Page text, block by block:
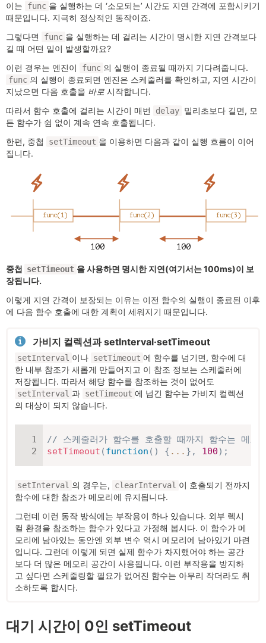
이는
func 을 실행하는 데 ‘소모되는’ 시간도 지연 간격에 포함시키기
때문입니다. 지극히 정상적인 동작이죠.
그렇다면
func 을 실행하는 데 걸리는 시간이 명시한 지연 간격보다
길 때 어떤 일이 발생할까요?
이런 경우는 엔진이
func 의 실행이 종료될 때까지 기다려줍니다.
func 의 실행이 종료되면 엔진은 스케줄러를 확인하고, 지연 시간이
지났으면 다음 호출을 바로 시작합니다.
따라서 함수 호출에 걸리는 시간이 매번
delay 밀리초보다 길면, 모
든 함수가 쉼 없이 계속 연속 호출됩니다.
한편, 중첩
setTimeout 을 이용하면 다음과 같이 실행 흐름이 이어
집니다.
중첩 setTimeout 을 사용하면 명시한 지연(여기서는 100ms)이 보
장됩니다.
이렇게 지연 간격이 보장되는 이유는 이전 함수의 실행이 종료된 이후
에 다음 함수 호출에 대한 계획이 세워지기 때문입니다.
가비지 컬렉션과 setInterval·setTimeout
setInterval 이나 setTimeout 에 함수를 넘기면, 함수에 대
한 내부 참조가 새롭게 만들어지고 이 참조 정보는 스케줄러에
저장됩니다. 따라서 해당 함수를 참조하는 것이 없어도
setInterval 과 setTimeout 에 넘긴 함수는 가비지 컬렉션
의 대상이 되지 않습니다.
// 스케줄러가 함수를 호출할 때까지 함수는 메모
setTimeout (function ( ) { ... } , 100) ;
setInterval 의 경우는, clearInterval 이 호출되기 전까지
함수에 대한 참조가 메모리에 유지됩니다.
그런데 이런 동작 방식에는 부작용이 하나 있습니다. 외부 렉시
컬 환경을 참조하는 함수가 있다고 가정해 봅시다. 이 함수가 메
모리에 남아있는 동안엔 외부 변수 역시 메모리에 남아있기 마련
입니다. 그런데 이렇게 되면 실제 함수가 차지했어야 하는 공간
보다 더 많은 메모리 공간이 사용됩니다. 이런 부작용을 방지하
고 싶다면 스케줄링할 필요가 없어진 함수는 아무리 작더라도 취
소하도록 합시다.
대기 시간이 0인 setTimeout